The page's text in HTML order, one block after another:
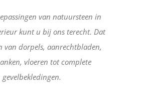
van natuursteen in
kunt u bij ons terecht. Dat
van dorpels, aanrechtbladen,
vloeren tot complete
gevelbekledingen.